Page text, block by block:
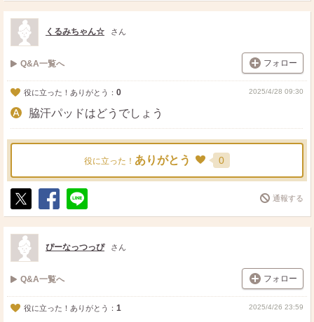
ス
ト
ェ
る
くるみちゃん☆ さん
Q&A一覧へ フォロー
役に立った！ありがとう： 0 2025/4/28 09:30
脇汗パッドはどうでしょう
役に立った！ ありがとう 0
ポ
ス
ト
シ
ェ
送
る
通報する
ぴーなっつっぴ さん
Q&A一覧へ フォロー
役に立った！ありがとう： 1 2025/4/26 23:59